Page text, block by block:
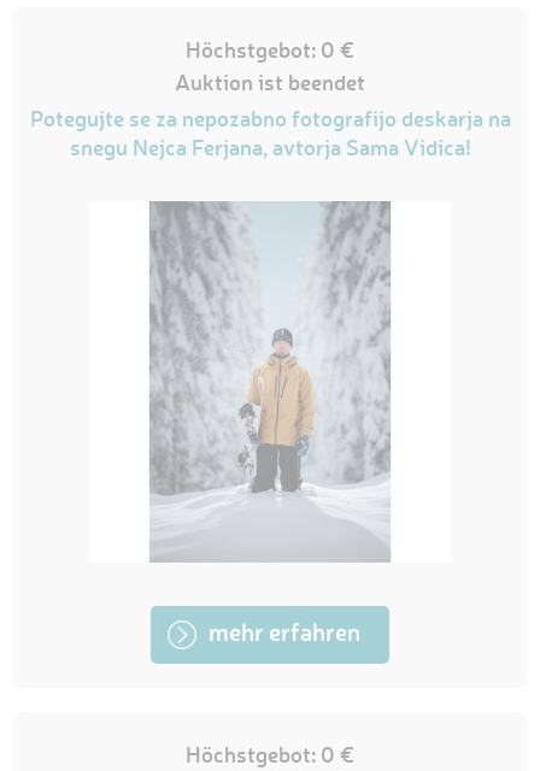
Höchstgebot: 0 €
Auktion ist beendet
Potegujte se za nepozabno fotografijo deskarja na
snegu Nejca Ferjana, avtorja Sama Vidica!
mehr erfahren
Höchstgebot: 0 €